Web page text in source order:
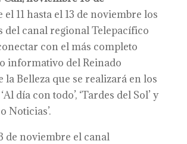
el 11 hasta el 13 de noviembre los
del canal regional Telepacífico
con el más completo
informativo del Reinado
la Belleza que se realizará en los
día con todo’, ‘Tardes del Sol’ y
Noticias’.
de noviembre el canal